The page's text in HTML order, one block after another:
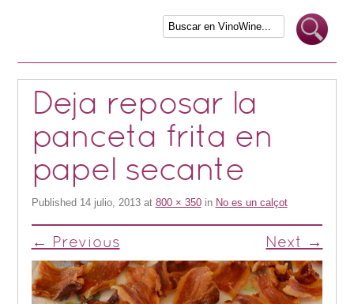
Deja reposar la
panceta frita en
papel secante
Published 14 julio, 2013at 800 × 350in No es un calçot
← Previous Next →